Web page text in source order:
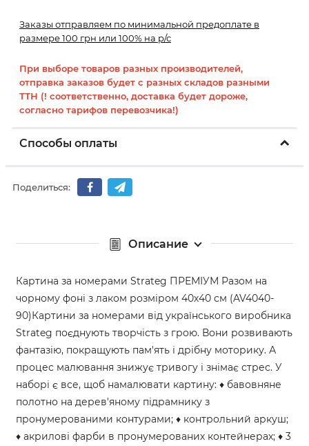
Заказы отправляем по минимальной предоплате в
размере 100 грн или 100% на р/с
При выборе товаров разных производителей,
отправка заказов будет с разных складов разными
ТТН (! соответственно, доставка будет дороже,
согласно тарифов перевозчика!)
Способы оплаты
Поделиться:
Описание
Картина за номерами Strateg ПРЕМІУМ Разом на
чорному фоні з лаком розміром 40х40 см (AV4040-
90)Картини за номерами від українського виробника
Strateg поєднують творчість з грою. Вони розвивають
фантазію, покращують пам'ять і дрібну моторику. А
процес малювання знижує тривогу і знімає стрес. У
наборі є все, щоб намалювати картину: ♦ бавовняне
полотно на дерев'яному підрамнику з
пронумерованими контурами; ♦ контрольний аркуш;
♦ акрилові фарби в пронумерованих контейнерах; ♦ 3